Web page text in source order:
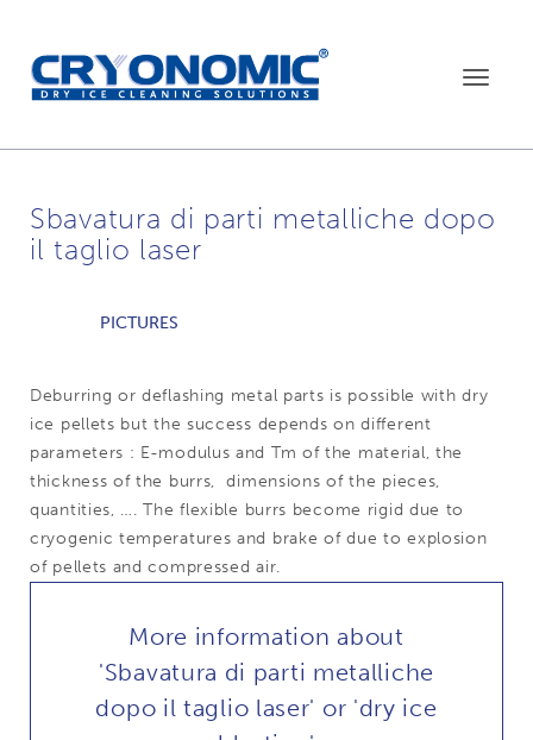
Toggle
Sbavatura di parti metalliche dopo
il taglio laser
PICTURES
Deburring or deflashing metal parts is possible with dry
ice pellets but the success depends on different
parameters : E-modulus and Tm of the material, the
thickness of the burrs, dimensions of the pieces,
quantities, …. The flexible burrs become rigid due to
cryogenic temperatures and brake of due to explosion
of pellets and compressed air.
More information about
'Sbavatura di parti metalliche
dopo il taglio laser' or 'dry ice